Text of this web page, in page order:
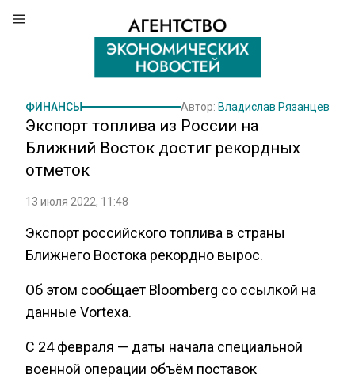
ФИНАНСЫ Автор: Владислав Рязанцев
Экспорт топлива из России на
Ближний Восток достиг рекордных
отметок
13 июля 2022, 11:48
Экспорт российского топлива в страны
Ближнего Востока рекордно вырос.
Об этом сообщает Bloomberg со ссылкой на
данные Vortexa.
С 24 февраля — даты начала специальной
военной операции объём поставок